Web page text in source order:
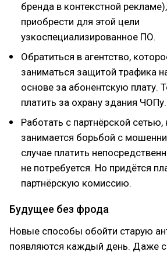
бренда в контекстной
приобрести для этой цели
узкоспециализированное ПО.
Обратиться в агентство,
заниматься защитой трафика
основе за абонентскую плату.
платить за охрану здания ЧОПу.
Работать с партнёрской сетью,
занимается борьбой с
случае платить
не потребуется. Но придётся
партнёрскую комиссию.
Будущее без фрода
Новые способы обойти старую
появляются каждый день. Даже